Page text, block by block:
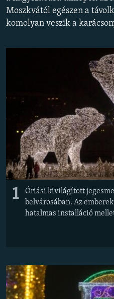
EURÓPAI UNIÓ
VILÁG
KLÍMAVÁLTOZÁS
Valamennyi RFE/RL
Moszkvától egészen a
komolyan veszik a
1
Óriási kivilágított
belvárosában. Az
hatalmas installáció